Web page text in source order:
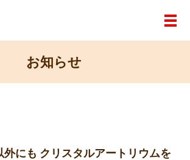
メ
お知らせ
外にも クリスタルアートリウムを